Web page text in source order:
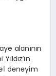
alanının
Yıldız’ın
deneyim